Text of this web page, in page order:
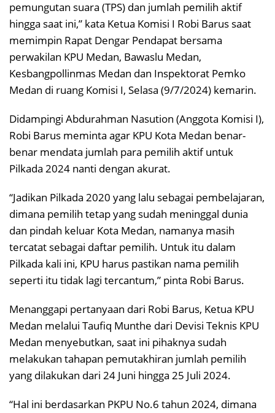
pemungutan suara (TPS) dan jumlah pemilih aktif
hingga saat ini,” kata Ketua Komisi I Robi Barus saat
memimpin Rapat Dengar Pendapat bersama
perwakilan KPU Medan, Bawaslu Medan,
Kesbangpollinmas Medan dan Inspektorat Pemko
Medan di ruang Komisi I, Selasa (9/7/2024) kemarin.
Didampingi Abdurahman Nasution (Anggota Komisi I),
Robi Barus meminta agar KPU Kota Medan benar-
benar mendata jumlah para pemilih aktif untuk
Pilkada 2024 nanti dengan akurat.
“Jadikan Pilkada 2020 yang lalu sebagai pembelajaran,
dimana pemilih tetap yang sudah meninggal dunia
dan pindah keluar Kota Medan, namanya masih
tercatat sebagai daftar pemilih. Untuk itu dalam
Pilkada kali ini, KPU harus pastikan nama pemilih
seperti itu tidak lagi tercantum,” pinta Robi Barus.
Menanggapi pertanyaan dari Robi Barus, Ketua KPU
Medan melalui Taufiq Munthe dari Devisi Teknis KPU
Medan menyebutkan, saat ini pihaknya sudah
melakukan tahapan pemutakhiran jumlah pemilih
yang dilakukan dari 24 Juni hingga 25 Juli 2024.
“Hal ini berdasarkan PKPU No.6 tahun 2024, dimana